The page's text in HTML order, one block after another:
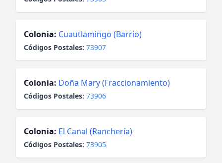
Colonia: Cuautlamingo (Barrio)
Códigos Postales: 73907
Colonia: Doña Mary (Fraccionamiento)
Códigos Postales: 73906
Colonia: El Canal (Ranchería)
Códigos Postales: 73905